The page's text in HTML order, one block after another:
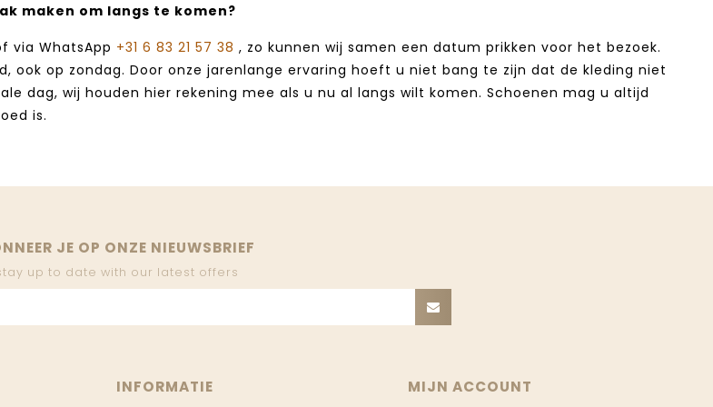
maken om langs te komen?
via WhatsApp +31 6 83 21 57 38 , zo kunnen wij samen een datum prikken voor het bezoek.
ook op zondag. Door onze jarenlange ervaring hoeft u niet bang te zijn dat de kleding niet
dag, wij houden hier rekening mee als u nu al langs wilt komen. Schoenen mag u altijd
is.
JE OP ONZE NIEUWSBRIEF
up to date with our latest offers
INFORMATIE MIJN ACCOUNT